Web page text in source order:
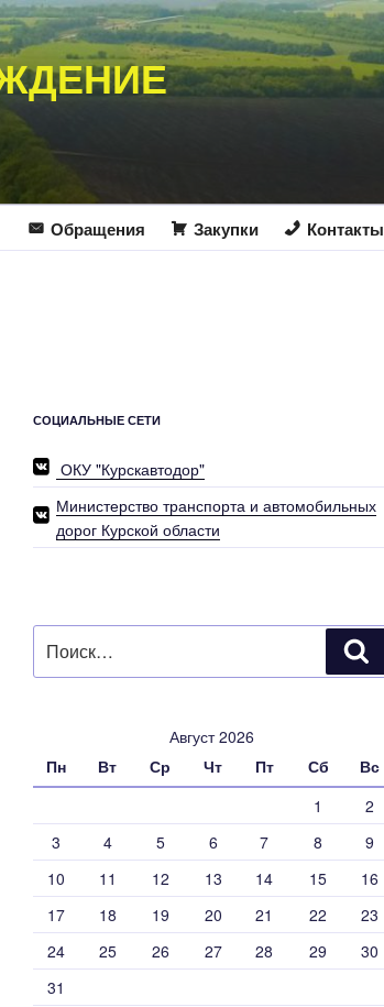
Обращения Закупки Контакты
СОЦИАЛЬНЫЕ СЕТИ
ОКУ "Курскавтодор"
Министерство транспорта и автомобильных
дорог Курской области
Август 2026
Пн
Вт Ср Чт Пт Сб
Вс
1
2
3
4 5 6 7 8
9
10
11 12 13 14 15
16
17
18 19 20 21 22
23
24
25 26 27 28 29
30
31